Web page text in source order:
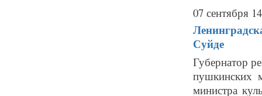
07 сентября
Суйде
Губернатор
пушкинских
министра